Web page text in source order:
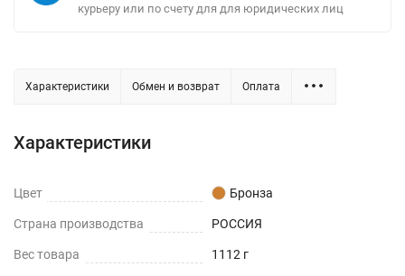
курьеру или по счету для для юридических лиц
Характеристики Обмен и возврат Оплата
Характеристики
Цвет Бронза
Страна производства РОССИЯ
Вес товара 1112 г